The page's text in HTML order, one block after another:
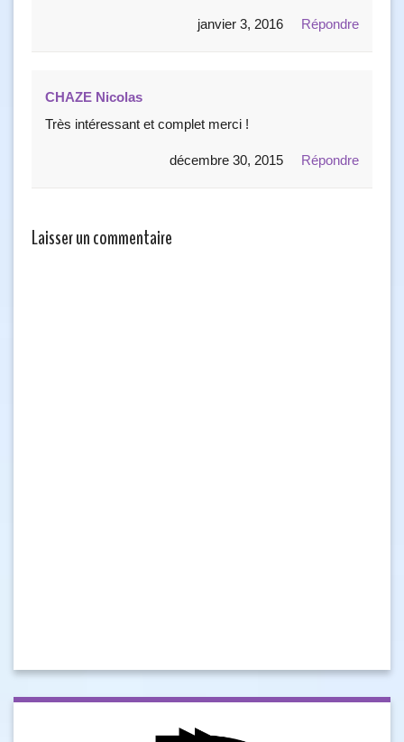
Répondre
janvier 3, 2016
CHAZE Nicolas
Très intéressant et complet merci !
Répondre
décembre 30, 2015
Laisser un commentaire